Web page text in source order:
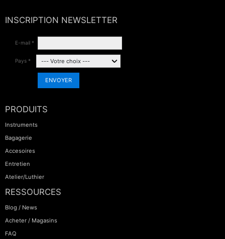
INSCRIPTION NEWSLETTER
E-mail *
Pays *
ENVOYER
PRODUITS
Instruments
Bagagerie
Accesoires
Entretien
Atelier/Luthier
RESSOURCES
Blog / News
Acheter / Magasins
FAQ